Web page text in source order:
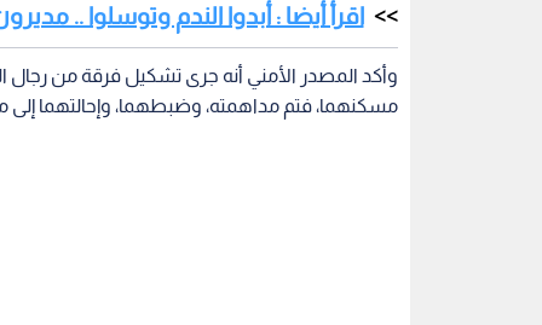
اقرأ أيضا : أبدوا الندم وتوسلوا ..
وأكد المصدر الأمني أنه جرى تشكيل فرقة من رجال
مسكنهما، فتم مداهمته، وضبطهما، وإحالتهما إلى